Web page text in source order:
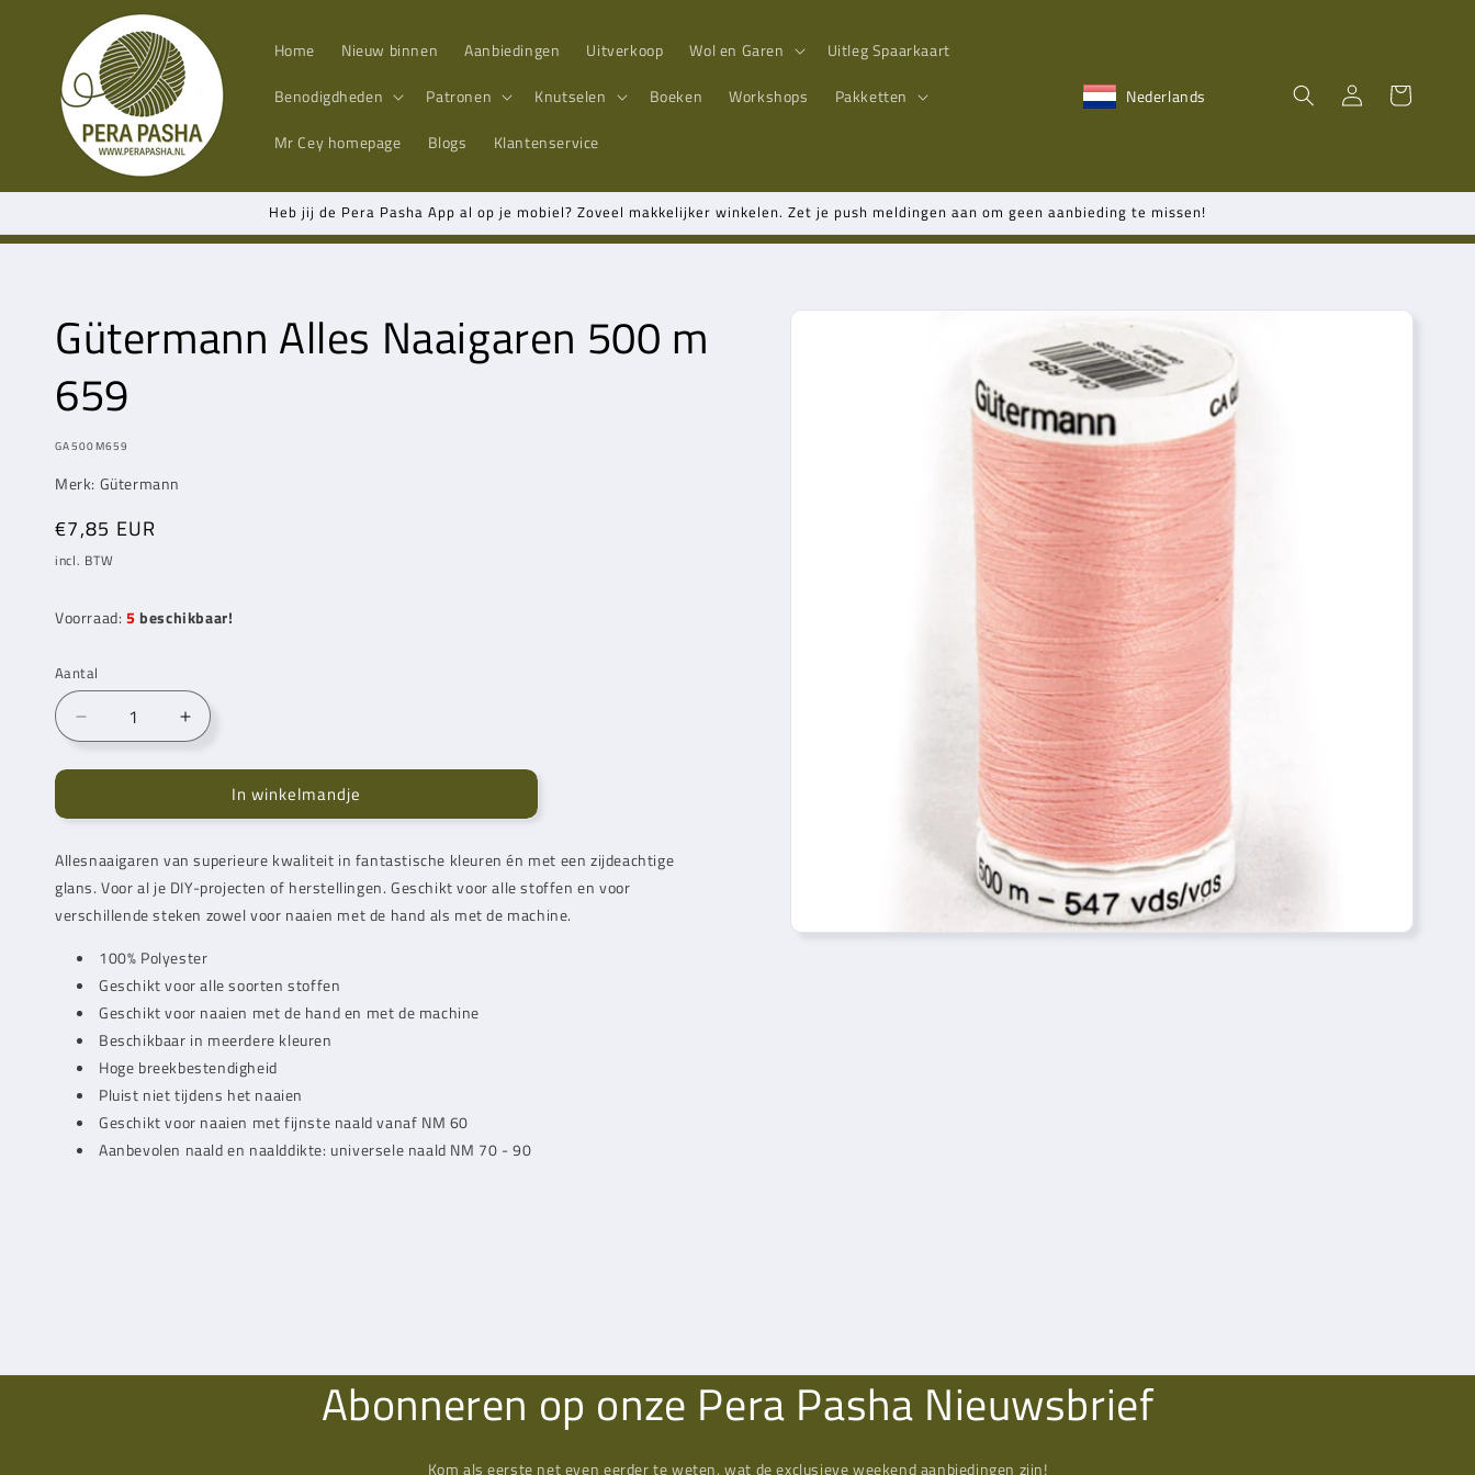
content Home Nieuw binnen Aanbiedingen Uitverkoop Wol en Garen
Uitleg Spaarkaart
Benodigdheden
Patronen Knutselen Boeken Workshops
Pakketten
Mr Cey homepage Blogs Klantenservice
Nederlands InloggenWinkelwagen
Heb jij de Pera Pasha App al op je mobiel? Zoveel makkelijker winkelen. Zet je push meldingen aan om geen aanbieding te missen!
Gütermann Alles Naaigaren 500 m
659
MODEL:
GA500M659
Merk: Gütermann
Normale
prijs
€7,85 EUR
incl. BTW
Voorraad: 5 beschikbaar!
Aantal
Aantal
verlagen
voor
Alles
500
m
659
Aantal
verhogen
voor
Gütermann
Alles
500
m
659
In winkelmandje
Allesnaaigaren van superieure kwaliteit in fantastische kleuren én met een zijdeachtige
glans. Voor al je DIY-projecten of herstellingen. Geschikt voor alle stoffen en voor
verschillende steken zowel voor naaien met de hand als met de machine.
100% Polyester
Geschikt voor alle soorten stoffen
Geschikt voor naaien met de hand en met de machine
Beschikbaar in meerdere kleuren
Hoge breekbestendigheid
Pluist niet tijdens het naaien
Geschikt voor naaien met fijnste naald vanaf NM 60
Aanbevolen naald en naalddikte: universele naald NM 70 - 90
Abonneren op onze Pera Pasha Nieuwsbrief
Kom als eerste net even eerder te weten, wat de exclusieve weekend aanbiedingen zijn!